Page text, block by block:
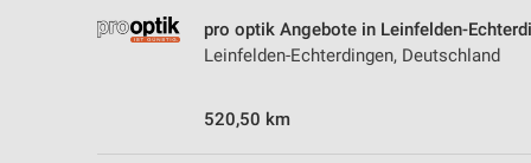
pro optik Angebote in Leinfelden-
Leinfelden-Echterdingen, Deutschland
520,50 km
Messung der Performance von Inhalten
Analyse von Zielgruppen durch Statistiken oder Kombinationen
Entwicklung und Verbesserung der Angebote